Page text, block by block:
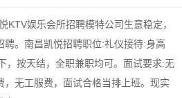
KTV娱乐会所招聘模特公司生意稳定，
聘。南昌凯悦招聘职位:礼仪接待:身高
，按天结，全职兼职均可。面试要求:无
无工服费，面试合格当排上班。现实